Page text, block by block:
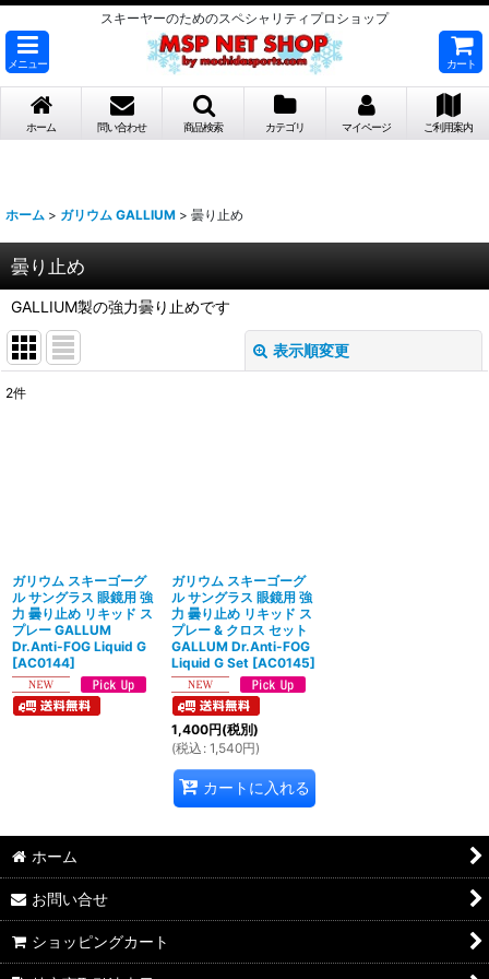
スキーヤーのためのスペシャリティプロショップ
メニュー カート
ホーム 問い合わせ 商品検索 カテゴリ マイページ ご利用案内
ホーム > ガリウム GALLIUM > 曇り止め
曇り止め
GALLIUM製の強力曇り止めです
表示順変更
2件
ガリウム スキーゴーグ
ル サングラス 眼鏡用 強
力 曇り止め リキッド ス
プレー GALLUM
Dr.Anti-FOG Liquid G
[AC0144]
ガリウム スキーゴーグ
ル サングラス 眼鏡用 強
力 曇り止め リキッド ス
プレー & クロス セット
GALLUM Dr.Anti-FOG
Liquid G Set [AC0145]
1,400円(税別)
(税込 : 1,540円)
カートに入れる
ホーム
お問い合せ
ショッピングカート